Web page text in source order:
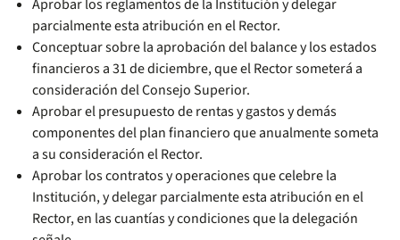
Aprobar los reglamentos de la Institución y delegar
parcialmente esta atribución en el Rector.
Conceptuar sobre la aprobación del balance y los estados
financieros a 31 de diciembre, que el Rector someterá a
consideración del Consejo Superior.
Aprobar el presupuesto de rentas y gastos y demás
componentes del plan financiero que anualmente someta
a su consideración el Rector.
Aprobar los contratos y operaciones que celebre la
Institución, y delegar parcialmente esta atribución en el
Rector, en las cuantías y condiciones que la delegación